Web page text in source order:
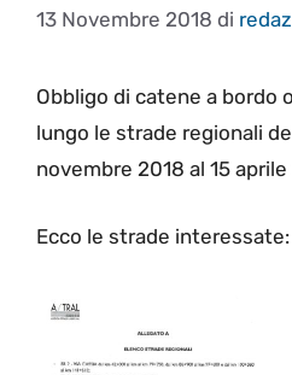
13 Novembre 2018 di
Obbligo di catene a bordo
lungo le strade regionali
novembre 2018 al 15 aprile
Ecco le strade interessate: